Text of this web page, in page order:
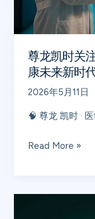
尊龙凯时关
康未来新时
2026年5月11日
🧠 尊龙 凯时 ·
究
新：
科
技
引
健
Read More »